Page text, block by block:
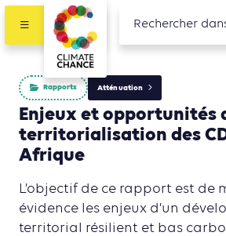
Rapports Atténuation
Enjeux et opportunités
territorialisation des
Afrique
L’objectif de ce rapport est de
évidence les enjeux d’un
territorial résilient et bas